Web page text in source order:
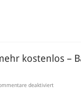
kostenlos –
deaktiviertfür